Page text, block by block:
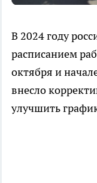
В 2024 году
расписанием
октября и
внесло
улучшить